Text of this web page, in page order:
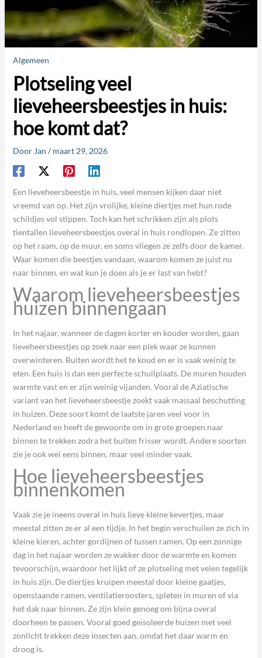
Algemeen
Plotseling veel
lieveheersbeestjes in huis:
hoe komt dat?
Door Jan /maart 29, 2026
Een lieveheersbeestje in huis, veel mensen kijken daar niet
vreemd van op. Het zijn vrolijke, kleine diertjes met hun rode
schildjes vol stippen. Toch kan het schrikken zijn als plots
tientallen lieveheersbeestjes overal in huis rondlopen. Ze zitten
op het raam, op de muur, en soms vliegen ze zelfs door de kamer.
Waar komen die beestjes vandaan, waarom komen ze juist nu
naar binnen, en wat kun je doen als je er last van hebt?
Waarom lieveheersbeestjes
huizen binnengaan
In het najaar, wanneer de dagen korter en kouder worden, gaan
lieveheersbeestjes op zoek naar een plek waar ze kunnen
overwinteren. Buiten wordt het te koud en er is vaak weinig te
eten. Een huis is dan een perfecte schuilplaats. De muren houden
warmte vast en er zijn weinig vijanden. Vooral de Aziatische
variant van het lieveheersbeestje zoekt vaak massaal beschutting
in huizen. Deze soort komt de laatste jaren veel voor in
Nederland en heeft de gewoonte om in grote groepen naar
binnen te trekken zodra het buiten frisser wordt. Andere soorten
zie je ook wel eens binnen, maar veel minder vaak.
Hoe lieveheersbeestjes
binnenkomen
Vaak zie je ineens overal in huis lieve kleine kevertjes, maar
meestal zitten ze er al een tijdje. In het begin verschuilen ze zich in
kleine kieren, achter gordijnen of tussen ramen. Op een zonnige
dag in het najaar worden ze wakker door de warmte en komen
tevoorschijn, waardoor het lijkt of ze plotseling met velen tegelijk
in huis zijn. De diertjes kruipen meestal door kleine gaatjes,
openstaande ramen, ventilatieroosters, spleten in muren of via
het dak naar binnen. Ze zijn klein genoeg om bijna overal
doorheen te passen. Vooral goed geïsoleerde huizen met veel
zonlicht trekken deze insecten aan, omdat het daar warm en
droog is.